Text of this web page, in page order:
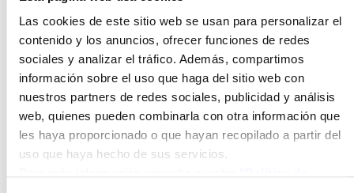
Las cookies de este sitio web se usan para personalizar el
contenido y los anuncios, ofrecer funciones de redes
sociales y analizar el tráfico. Además, compartimos
información sobre el uso que haga del sitio web con
nuestros partners de redes sociales, publicidad y análisis
web, quienes pueden combinarla con otra información que
les haya proporcionado o que hayan recopilado a partir del
uso que haya hecho de sus servicios.
Entre los puntos más destacados de esta
Conferencia CPV-8, se hallan la presentación de los
récords de célula y módulos medidos hasta el
momento. Así se puede asegurar que la evolución de
la eficiencia de células y módulos todavía tiene
mucho recorrido, y que posiblemente en próximas
ediciones de la Conferencia se seguirán anunciando
eficiencias más altas. Además, se ha podido